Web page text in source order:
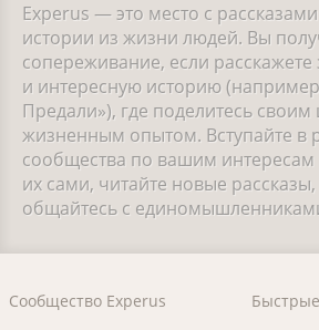
Experus — это место с
истории из жизни людей. Вы
сопереживание, если
и интересную историю
Предали»), где поделитесь
жизненным опытом. Вступайте в
сообщества по вашим интересам
их сами, читайте новые
общайтесь с
Сообщество Experus